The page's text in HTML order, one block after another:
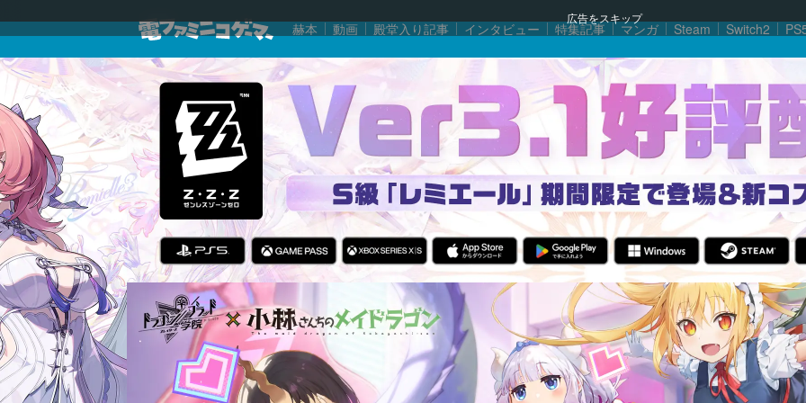
広告をスキップ
赫本 動画 殿堂入り記事 インタビュー 特集記事 マンガ Steam Switch2